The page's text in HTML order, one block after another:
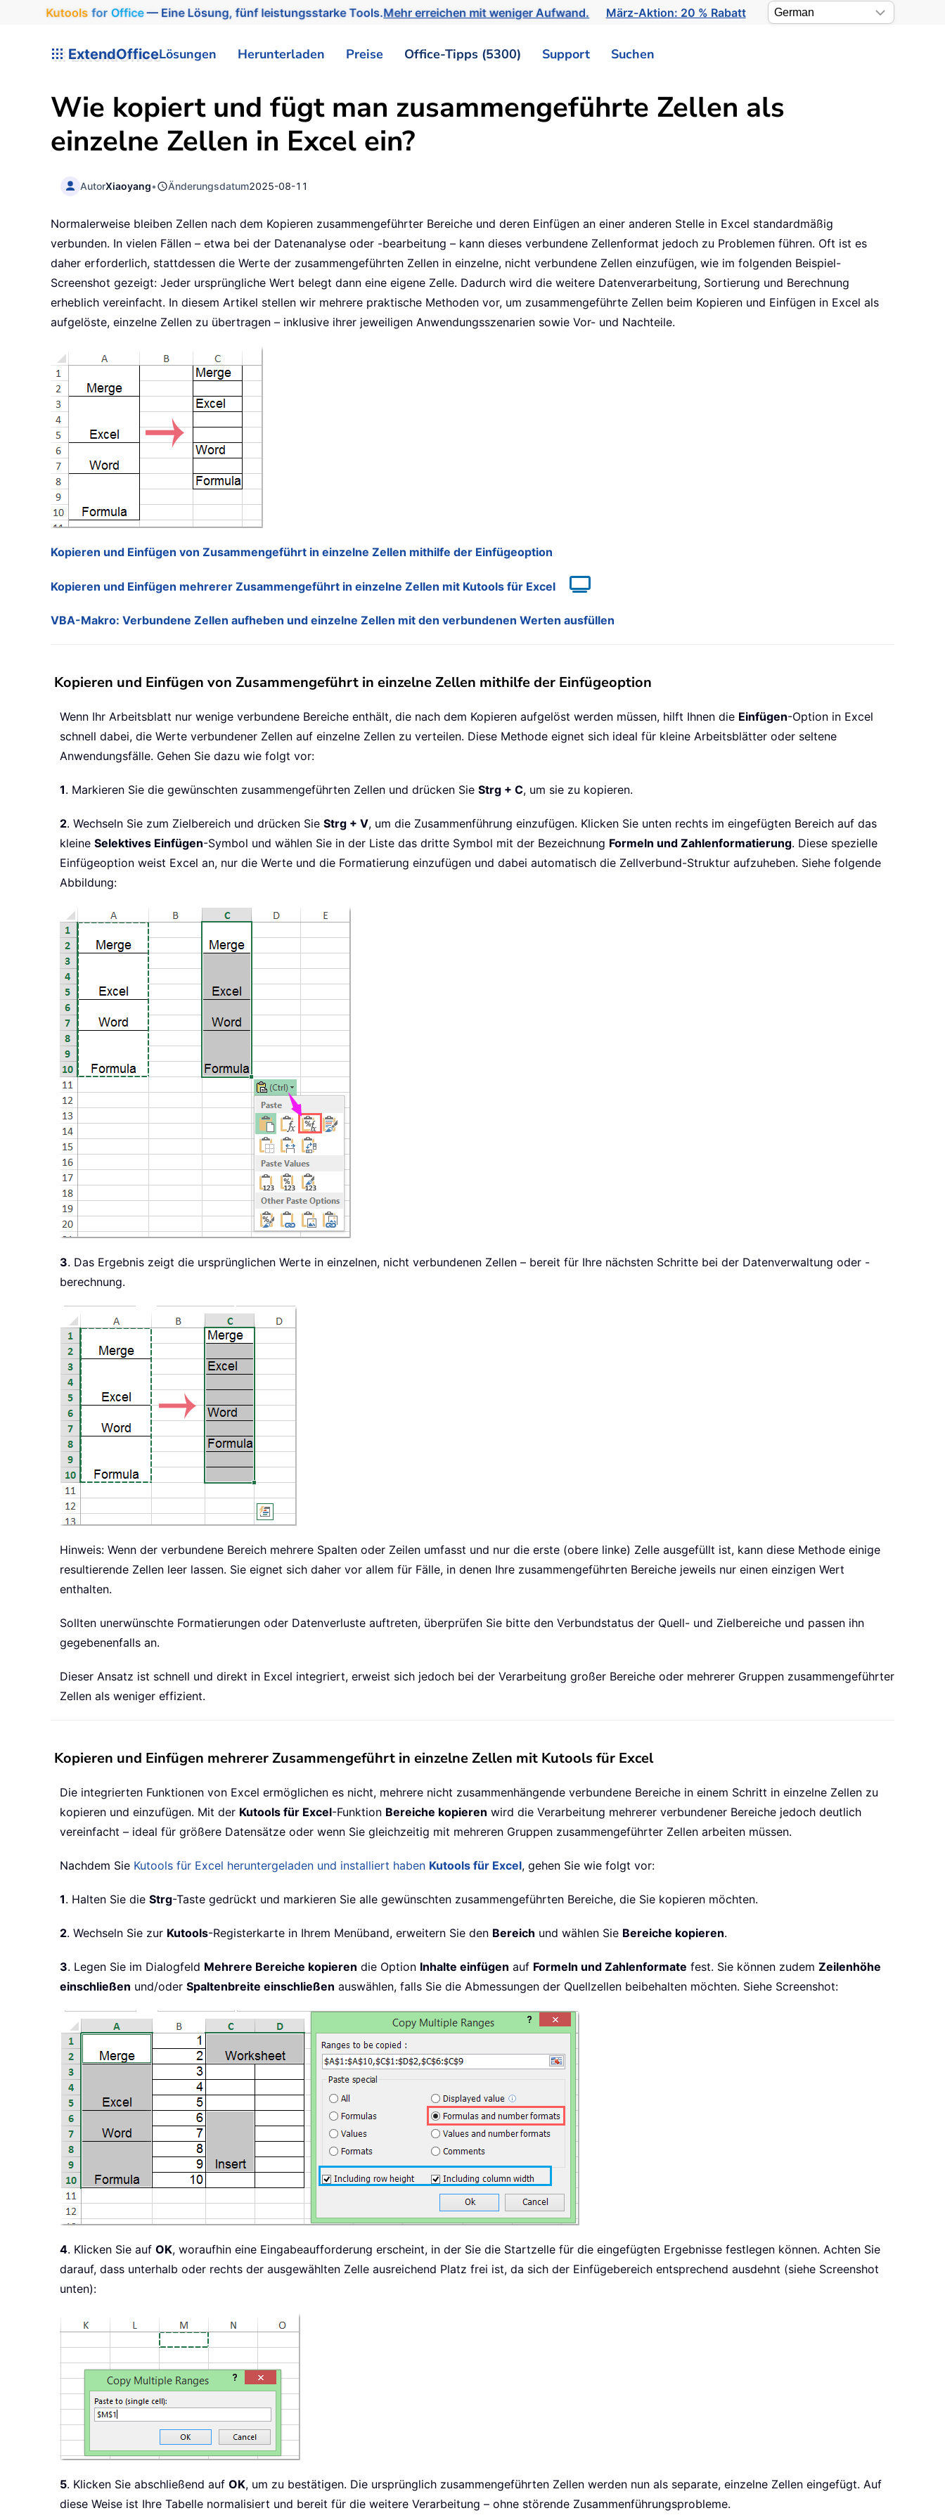
Kutools for Office— Eine Lösung, fünf leistungsstarke Tools.Mehr erreichen mit weniger Aufwand. März-Aktion: 20 % Rabatt
ExtendOfficeLösungen Herunterladen Preise Office-Tipps (5300) Support Suchen
Wie kopiert und fügt man zusammengeführte Zellen als
einzelne Zellen in Excel ein?
AutorXiaoyang• Änderungsdatum2025-08-11
Normalerweise bleiben Zellen nach dem Kopieren zusammengeführter Bereiche und deren Einfügen an einer anderen Stelle in Excel standardmäßig
verbunden. In vielen Fällen – etwa bei der Datenanalyse oder -bearbeitung – kann dieses verbundene Zellenformat jedoch zu Problemen führen. Oft ist es
daher erforderlich, stattdessen die Werte der zusammengeführten Zellen in einzelne, nicht verbundene Zellen einzufügen, wie im folgenden Beispiel-
Screenshot gezeigt: Jeder ursprüngliche Wert belegt dann eine eigene Zelle. Dadurch wird die weitere Datenverarbeitung, Sortierung und Berechnung
erheblich vereinfacht. In diesem Artikel stellen wir mehrere praktische Methoden vor, um zusammengeführte Zellen beim Kopieren und Einfügen in Excel als
aufgelöste, einzelne Zellen zu übertragen – inklusive ihrer jeweiligen Anwendungsszenarien sowie Vor- und Nachteile.
Kopieren und Einfügen von Zusammengeführt in einzelne Zellen mithilfe der Einfügeoption
Kopieren und Einfügen mehrerer Zusammengeführt in einzelne Zellen mit Kutools für Excel
VBA-Makro: Verbundene Zellen aufheben und einzelne Zellen mit den verbundenen Werten ausfüllen
Kopieren und Einfügen von Zusammengeführt in einzelne Zellen mithilfe der Einfügeoption
Wenn Ihr Arbeitsblatt nur wenige verbundene Bereiche enthält, die nach dem Kopieren aufgelöst werden müssen, hilft Ihnen die Einfügen-Option in Excel
schnell dabei, die Werte verbundener Zellen auf einzelne Zellen zu verteilen. Diese Methode eignet sich ideal für kleine Arbeitsblätter oder seltene
Anwendungsfälle. Gehen Sie dazu wie folgt vor:
1. Markieren Sie die gewünschten zusammengeführten Zellen und drücken Sie Strg + C, um sie zu kopieren.
2. Wechseln Sie zum Zielbereich und drücken Sie Strg + V, um die Zusammenführung einzufügen. Klicken Sie unten rechts im eingefügten Bereich auf das
kleine Selektives Einfügen-Symbol und wählen Sie in der Liste das dritte Symbol mit der Bezeichnung Formeln und Zahlenformatierung. Diese spezielle
Einfügeoption weist Excel an, nur die Werte und die Formatierung einzufügen und dabei automatisch die Zellverbund-Struktur aufzuheben. Siehe folgende
Abbildung:
3. Das Ergebnis zeigt die ursprünglichen Werte in einzelnen, nicht verbundenen Zellen – bereit für Ihre nächsten Schritte bei der Datenverwaltung oder -
berechnung.
Hinweis: Wenn der verbundene Bereich mehrere Spalten oder Zeilen umfasst und nur die erste (obere linke) Zelle ausgefüllt ist, kann diese Methode einige
resultierende Zellen leer lassen. Sie eignet sich daher vor allem für Fälle, in denen Ihre zusammengeführten Bereiche jeweils nur einen einzigen Wert
enthalten.
Sollten unerwünschte Formatierungen oder Datenverluste auftreten, überprüfen Sie bitte den Verbundstatus der Quell- und Zielbereiche und passen ihn
gegebenenfalls an.
Dieser Ansatz ist schnell und direkt in Excel integriert, erweist sich jedoch bei der Verarbeitung großer Bereiche oder mehrerer Gruppen zusammengeführter
Zellen als weniger effizient.
Kopieren und Einfügen mehrerer Zusammengeführt in einzelne Zellen mit Kutools für Excel
Die integrierten Funktionen von Excel ermöglichen es nicht, mehrere nicht zusammenhängende verbundene Bereiche in einem Schritt in einzelne Zellen zu
kopieren und einzufügen. Mit der Kutools für Excel-Funktion Bereiche kopieren wird die Verarbeitung mehrerer verbundener Bereiche jedoch deutlich
vereinfacht – ideal für größere Datensätze oder wenn Sie gleichzeitig mit mehreren Gruppen zusammengeführter Zellen arbeiten müssen.
Nachdem Sie Kutools für Excel heruntergeladen und installiert haben Kutools für Excel, gehen Sie wie folgt vor:
1. Halten Sie die Strg-Taste gedrückt und markieren Sie alle gewünschten zusammengeführten Bereiche, die Sie kopieren möchten.
2. Wechseln Sie zur Kutools-Registerkarte in Ihrem Menüband, erweitern Sie den Bereich und wählen Sie Bereiche kopieren.
3. Legen Sie im Dialogfeld Mehrere Bereiche kopieren die Option Inhalte einfügen auf Formeln und Zahlenformate fest. Sie können zudem Zeilenhöhe
einschließen und/oder Spaltenbreite einschließen auswählen, falls Sie die Abmessungen der Quellzellen beibehalten möchten. Siehe Screenshot:
4. Klicken Sie auf OK, woraufhin eine Eingabeaufforderung erscheint, in der Sie die Startzelle für die eingefügten Ergebnisse festlegen können. Achten Sie
darauf, dass unterhalb oder rechts der ausgewählten Zelle ausreichend Platz frei ist, da sich der Einfügebereich entsprechend ausdehnt (siehe Screenshot
unten):
5. Klicken Sie abschließend auf OK, um zu bestätigen. Die ursprünglich zusammengeführten Zellen werden nun als separate, einzelne Zellen eingefügt. Auf
diese Weise ist Ihre Tabelle normalisiert und bereit für die weitere Verarbeitung – ohne störende Zusammenführungsprobleme.